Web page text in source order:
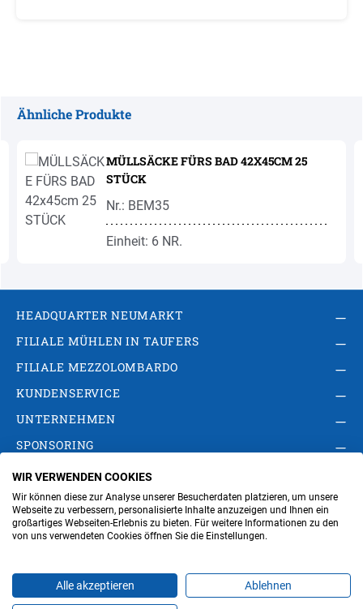
Ähnliche Produkte
MÜLLSÄCKE FÜRS BAD 42X45CM 25
STÜCK
Nr.: BEM35
Einheit: 6 NR.
HEADQUARTER NEUMARKT
FILIALE MÜHLEN IN TAUFERS
FILIALE MEZZOLOMBARDO
KUNDENSERVICE
UNTERNEHMEN
SPONSORING
AGB Privacy Policy
Impressum
Cookie-Einstellungen ändern
Verwaltung
WIR VERWENDEN COOKIES
Wir können diese zur Analyse unserer Besucherdaten platzieren, um unsere
Webseite zu verbessern, personalisierte Inhalte anzuzeigen und Ihnen ein
großartiges Webseiten-Erlebnis zu bieten. Für weitere Informationen zu den
von uns verwendeten Cookies öffnen Sie die Einstellungen.
Alle akzeptieren Ablehnen